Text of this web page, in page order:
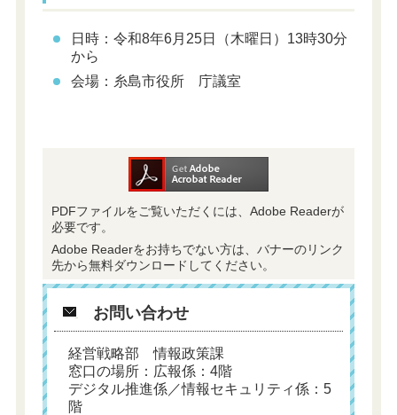
日時：令和8年6月25日（木曜日）13時30分
から
会場：糸島市役所 庁議室
PDFファイルをご覧いただくには、Adobe Readerが
必要です。
Adobe Readerをお持ちでない方は、バナーのリンク
先から無料ダウンロードしてください。
お問い合わせ
経営戦略部 情報政策課
窓口の場所：広報係：4階
デジタル推進係／情報セキュリティ係：5
階